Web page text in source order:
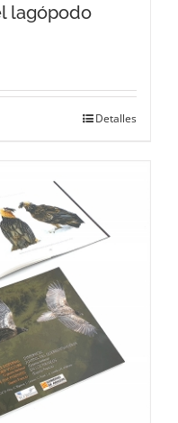
lagópodo
Detalles